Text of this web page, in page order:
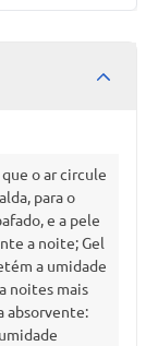
o ar circule
para o
e a pele
a noite; Gel
a umidade
noites mais
absorvente: